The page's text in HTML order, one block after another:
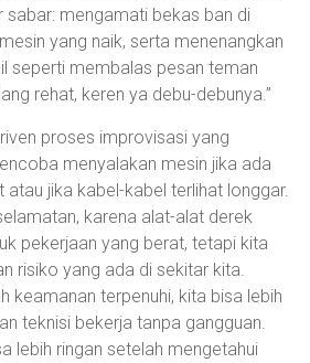
mengamati bekas ban di
yang naik, serta menenangkan
seperti membalas pesan teman
rehat, keren ya debu-debunya.”
proses improvisasi yang
menyalakan mesin jika ada
atau jika kabel-kabel terlihat longgar.
karena alat-alat derek
pekerjaan yang berat, tetapi kita
risiko yang ada di sekitar kita.
keamanan terpenuhi, kita bisa lebih
teknisi bekerja tanpa gangguan.
lebih ringan setelah mengetahui